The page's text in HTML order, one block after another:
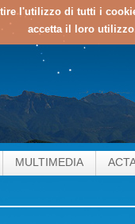
l'utilizzo di tutti i
accetta il loro
MULTIMEDIA